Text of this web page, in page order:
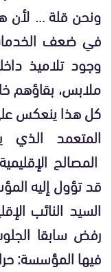
ونحن قلة … لأن
في ضعف
وجود تلاميذ
ملابس، بقاؤهم
كل هذا ينعكس
المتعمد الذي
المصالح
قد تؤول إليه
السيد النائب
رفض سابقا
فيها المؤسسة: